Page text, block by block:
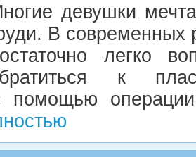
девушки
В современных
легко
к
помощью операции